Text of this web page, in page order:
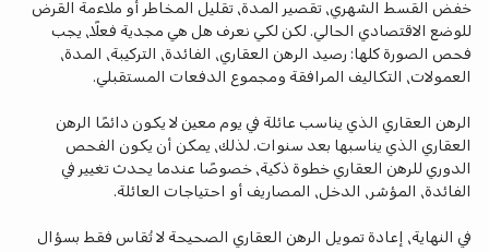
خفض القسط الشهري، تقصير المدة، تقليل المخاطر أو ملاءمة القرض
للوضع الاقتصادي الحالي. لكن لكي نعرف هل هي مجدية فعلًا، يجب
فحص الصورة كلها: رصيد الرهن العقاري، الفائدة، التركيبة، المدة،
العمولات، التكاليف المرافقة ومجموع الدفعات المستقبلي.
الرهن العقاري الذي يناسب عائلة في يوم معين لا يكون دائمًا الرهن
العقاري الذي يناسبها بعد سنوات. لذلك، يمكن أن يكون الفحص
الدوري للرهن العقاري خطوة ذكية، خصوصًا عندما يحدث تغيير في
الفائدة، المؤشر، الدخل، المصاريف أو احتياجات العائلة.
في النهاية، إعادة تمويل الرهن العقاري الصحيحة لا تُقاس فقط بسؤال